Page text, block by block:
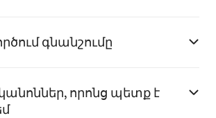
գնանշումը
որոնց պետք է